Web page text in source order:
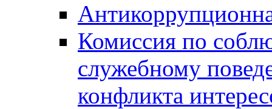
Комиссия по
служебному
конфликта